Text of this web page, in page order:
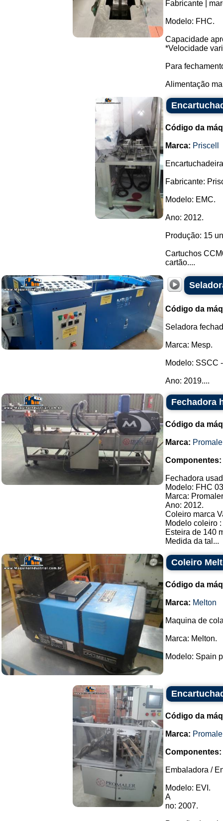
Fabricante |
Modelo: FHC.
Capacidade
*Velocidade
Para
Alimentação
Código da
Marca: Priscell
Fabricante:
Modelo: EMC.
Ano: 2012.
Produção: 15
Cartuchos
cartão....
Código da
Seladora
Marca: Mesp.
Modelo: SSCC
Ano: 2019....
Fechadora
Código da
Marca:
Componentes:
Fechadora
Modelo: FHC
Marca:
Ano: 2012.
Coleiro marca
Modelo coleiro
Esteira de 140
Medida da tal...
Coleiro
Código da
Marca: Melton
Maquina de
Marca: Melton.
Modelo: Spain
Código da
Marca:
Componentes:
Embaladora /
Modelo: EVI.
A
no: 2007.